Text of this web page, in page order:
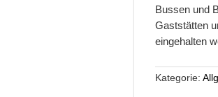
Bussen und
Gaststätten
eingehalten
Kategorie: